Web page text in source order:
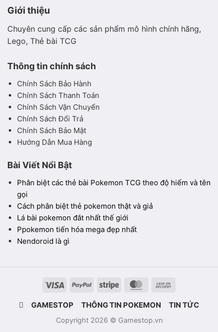
Giới thiệu
Chuyên cung cấp các sản phẩm mô hình chính hãng,
Lego, Thẻ bài TCG
Thông tin chính sách
Chính Sách Bảo Hành
Chính Sách Thanh Toán
Chính Sách Vận Chuyển
Chính Sách Đổi Trả
Chính Sách Bảo Mật
Hướng Dẫn Mua Hàng
Bài Viết Nổi Bật
Phân biệt các thẻ bài Pokemon TCG theo độ hiếm và tên
gọi
Cách phân biệt thẻ pokemon thật và giả
Lá bài pokemon đắt nhất thế giới
Ppokemon tiến hóa mega đẹp nhất
Nendoroid là gì
Visa PayPal Stripe MasterCard
Delivery
GAMESTOP THÔNG TIN POKEMON TIN TỨC
Copyright 2026 © Gamestop.vn